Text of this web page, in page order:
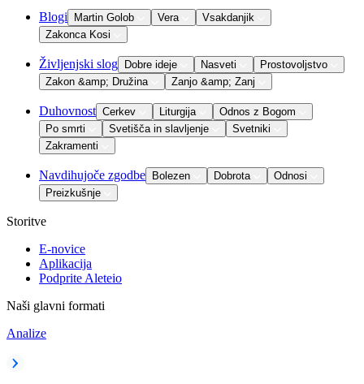
Blogi Martin Golob Vera
Vsakdanjik
Zakonca Kosi
Življenjski slog Dobre ideje Nasveti
Prostovoljstvo
Zakon &amp; Družina
Zanjo &amp; Zanj
Duhovnost Cerkev Liturgija
Odnos z Bogom
Po smrti
Svetišča in slavljenje
Svetniki
Zakramenti
Navdihujoče zgodbe Bolezen Dobrota
Odnosi
Preizkušnje
Storitve
E-novice
Aplikacija
Podprite Aleteio
Naši glavni formati
Analize